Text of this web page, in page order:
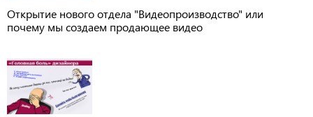
Открытие нового отдела "Видеопроизводство" или
почему мы создаем продающее видео